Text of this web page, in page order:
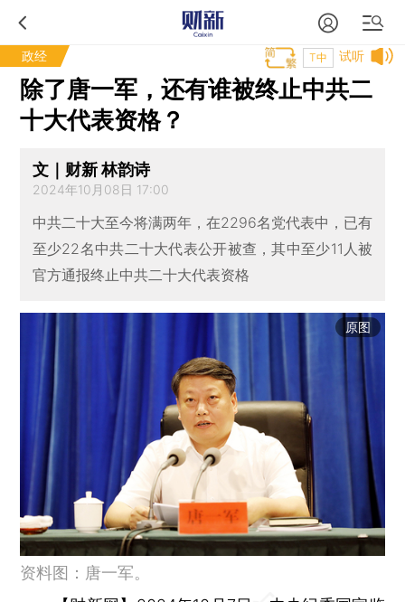
政经 试听
T中
除了唐一军，还有谁被终止中共二
十大代表资格？
文｜财新 林韵诗
2024年10月08日 17:00
中共二十大至今将满两年，在2296名党代表中，已有
至少22名中共二十大代表公开被查，其中至少11人被
官方通报终止中共二十大代表资格
原图
资料图：唐一军。